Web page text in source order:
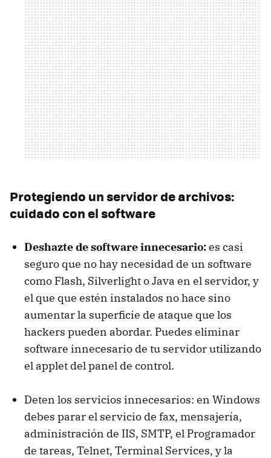
Protegiendo un servidor de archivos:
cuidado con el software
Deshazte de software innecesario:es casi
seguro que no hay necesidad de un software
como Flash, Silverlight o Java en el servidor, y
el que que estén instalados no hace sino
aumentar la superficie de ataque que los
hackers pueden abordar. Puedes eliminar
software innecesario de tu servidor utilizando
el applet del panel de control.
Deten los servicios innecesarios: en Windows
debes parar el servicio de fax, mensajería,
administración de IIS, SMTP, el Programador
de tareas, Telnet, Terminal Services, y la